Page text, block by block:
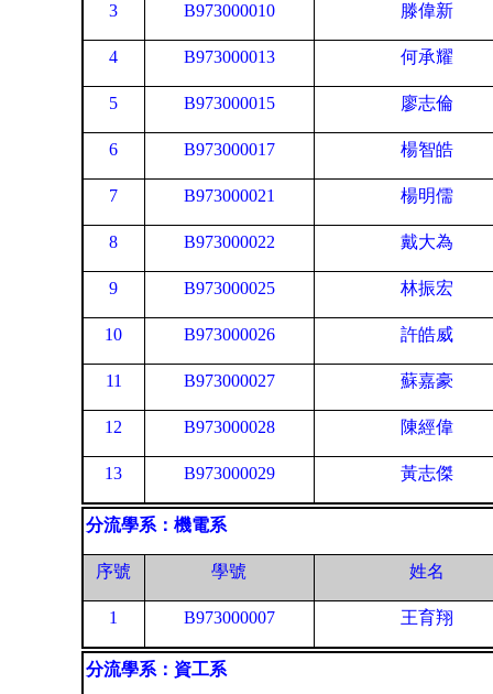
3 B973000010 滕偉新
4 B973000013 何承耀
5 B973000015 廖志倫
6 B973000017 楊智皓
7 B973000021 楊明儒
8 B973000022 戴大為
9 B973000025 林振宏
10 B973000026 許皓威
11 B973000027 蘇嘉豪
12 B973000028 陳經偉
13 B973000029 黃志傑
分流學系：機電系
序號 學號 姓名
1 B973000007 王育翔
分流學系：資工系